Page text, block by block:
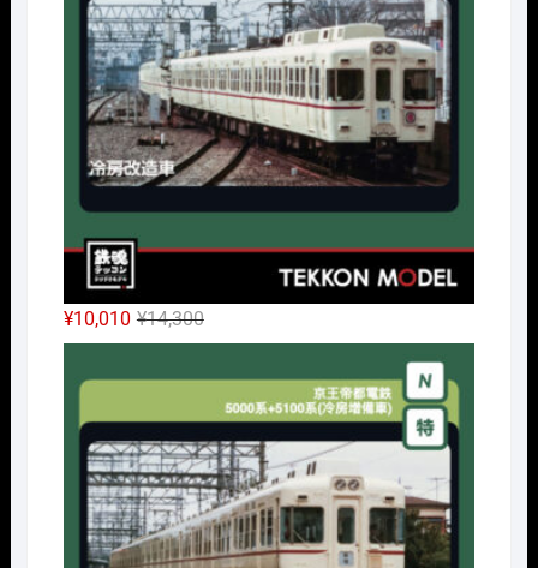
¥32,450
で
し
た。
は
¥24,338
で
す。
¥14,300元
の
価
¥14,300
で
し
た。
¥10,010
現
在
の
は
¥10,010
で
す。